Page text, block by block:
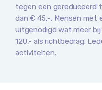
tegen een gereduceerd
dan € 45,-. Mensen met
uitgenodigd wat meer
120,- als richtbedrag.
activiteiten.